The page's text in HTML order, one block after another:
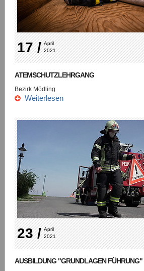
17 / April
2021
ATEMSCHUTZLEHRGANG
Bezirk Mödling
Weiterlesen
23 / April
2021
AUSBILDUNG "GRUNDLAGEN FÜHRUNG"